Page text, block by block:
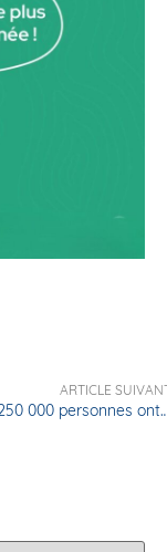
ARTICLE
Plus de 250 000 personnes ont découvert